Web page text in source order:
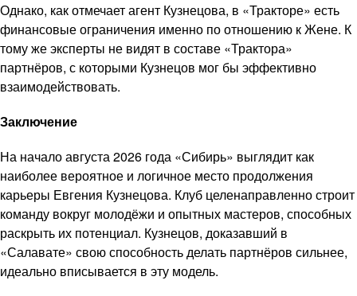
Однако, как отмечает агент Кузнецова, в «Тракторе» есть
финансовые ограничения именно по отношению к Жене. К
тому же эксперты не видят в составе «Трактора»
партнёров, с которыми Кузнецов мог бы эффективно
взаимодействовать.
Заключение
На начало августа 2026 года «Сибирь» выглядит как
наиболее вероятное и логичное место продолжения
карьеры Евгения Кузнецова. Клуб целенаправленно строит
команду вокруг молодёжи и опытных мастеров, способных
раскрыть их потенциал. Кузнецов, доказавший в
«Салавате» свою способность делать партнёров сильнее,
идеально вписывается в эту модель.